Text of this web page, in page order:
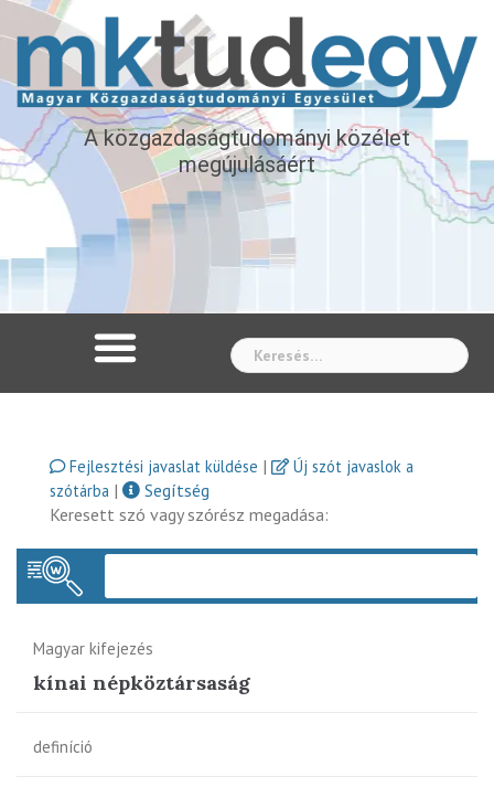
A közgazdaságtudományi közélet
megújulásáért
Fejlesztési javaslat küldése |
Új szót javaslok a
szótárba |
Segítség
Keresett szó vagy szórész megadása:
Magyar kifejezés
kínai népköztársaság
definíció